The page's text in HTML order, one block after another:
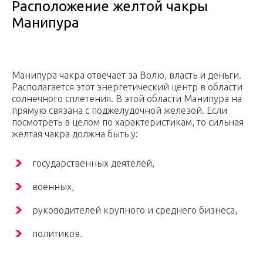
Расположение желтой чакры
Манипура
Манипура чакра отвечает за Волю, власть и деньги.
Располагается этот энергетический центр в области
солнечного сплетения. В этой области Манипура на
прямую связана с поджелудочной железой. Если
посмотреть в целом по характеристикам, то сильная
желтая чакра должна быть у:
государственных деятелей,
военных,
руководителей крупного и среднего бизнеса,
политиков.